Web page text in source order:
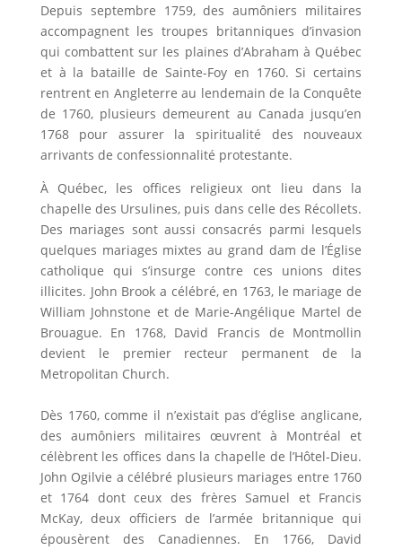
Depuis septembre 1759, des aumôniers militaires
accompagnent les troupes britanniques d’invasion
qui combattent sur les plaines d’Abraham à Québec
et à la bataille de Sainte-Foy en 1760. Si certains
rentrent en Angleterre au lendemain de la Conquête
de 1760, plusieurs demeurent au Canada jusqu’en
1768 pour assurer la spiritualité des nouveaux
arrivants de confessionnalité protestante.
À Québec, les offices religieux ont lieu dans la
chapelle des Ursulines, puis dans celle des Récollets.
Des mariages sont aussi consacrés parmi lesquels
quelques mariages mixtes au grand dam de l’Église
catholique qui s’insurge contre ces unions dites
illicites. John Brook a célébré, en 1763, le mariage de
William Johnstone et de Marie-Angélique Martel de
Brouague. En 1768, David Francis de Montmollin
devient le premier recteur permanent de la
Metropolitan Church.
Dès 1760, comme il n’existait pas d’église anglicane,
des aumôniers militaires œuvrent à Montréal et
célèbrent les offices dans la chapelle de l’Hôtel-Dieu.
John Ogilvie a célébré plusieurs mariages entre 1760
et 1764 dont ceux des frères Samuel et Francis
McKay, deux officiers de l’armée britannique qui
épousèrent des Canadiennes. En 1766, David